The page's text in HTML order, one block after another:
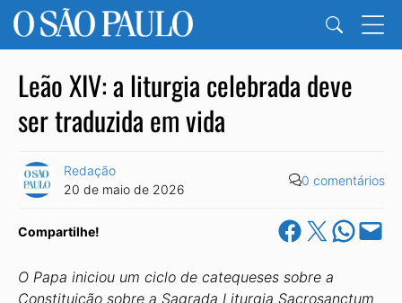
Leão XIV: a liturgia celebrada deve
ser traduzida em vida
Redação
20 de maio de 2026
0 comentários
Compartilhe! Share on Facebook
Share on X Share on
Email this
O Papa iniciou um ciclo de catequeses sobre a
Constituição sobre a Sagrada Liturgia Sacrosanctum